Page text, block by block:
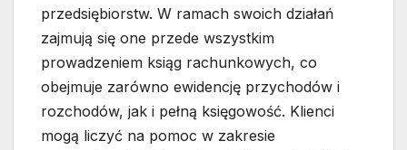
przedsiębiorstw. W ramach swoich działań
zajmują się one przede wszystkim
prowadzeniem ksiąg rachunkowych, co
obejmuje zarówno ewidencję przychodów i
rozchodów, jak i pełną księgowość. Klienci
mogą liczyć na pomoc w zakresie